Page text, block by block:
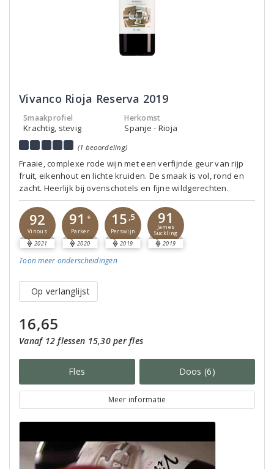
Vivanco Rioja Reserva 2019
Smaakprofiel
Krachtig, stevig
Herkomst
Spanje - Rioja
(1 beoordeling)
Fraaie, complexe rode wijn met een verfijnde geur van rijp
fruit, eikenhout en lichte kruiden. De smaak is vol, rond en
zacht. Heerlijk bij ovenschotels en fijne wildgerechten.
92
Vinous
2021
91 +
Parker
2020
15 ,5
Perswijn
2019
91
James
Suckling
2019
Toon meer onderscheidingen
Op verlanglijst
16,65
Vanaf 12 flessen 15,30 per fles
Fles Doos (6)
Meer informatie